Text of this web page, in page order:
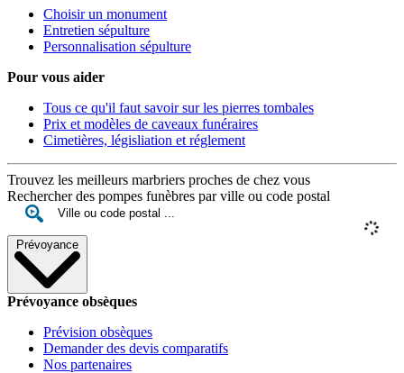
Choisir un monument
Entretien sépulture
Personnalisation sépulture
Pour vous aider
Tous ce qu'il faut savoir sur les pierres tombales
Prix et modèles de caveaux funéraires
Cimetières, législiation et réglement
Trouvez les meilleurs marbriers proches de chez vous
Rechercher des pompes funèbres par ville ou code postal
Prévoyance
Prévoyance obsèques
Prévision obsèques
Demander des devis comparatifs
Nos partenaires